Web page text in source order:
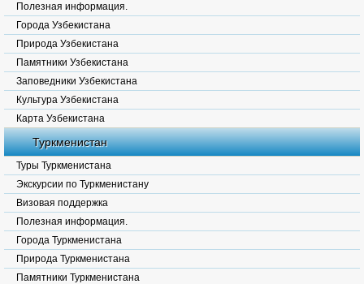
Полезная информация.
Города Узбекистана
Природа Узбекистана
Памятники Узбекистана
Заповедники Узбекистана
Культура Узбекистана
Карта Узбекистана
Туркменистан
Туры Туркменистана
Экскурсии по Туркменистану
Визовая поддержка
Полезная информация.
Города Туркменистана
Природа Туркменистана
Памятники Туркменистана